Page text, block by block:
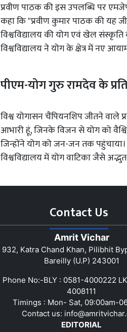
प्रवीण पाठक की इस उपलब्धि पर
कहा कि "प्रवीण कुमार पाठक की यह
विश्वविद्यालय की योग एवं खेल
विश्वविद्यालय ने योग के क्षेत्र में नए
पीएम-योग गुरु रामदेव के
विश्व योगासन चैंपियनशिप जीतने वाले
आभारी हूं, जिनके विजन से योग को
जिन्होंने योग को जन-जन तक
विश्वविद्यालय में योग वाटिका जैसे
Contact Us
Amrit Vichar
932, Katra Chand Khan, Pilibhit
Bareilly (U.P) 243001
Phone No:-BLY : 0581-4000222
4008111
Timings : Mon- Sat, 09:00am-
Contact us:
EDITORIAL